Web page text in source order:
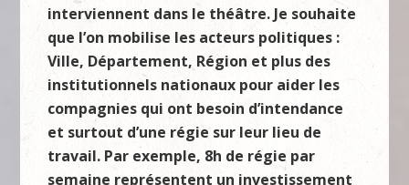
interviennent dans le théâtre. Je souhaite
que l’on mobilise les acteurs politiques :
Ville, Département, Région et plus des
institutionnels nationaux pour aider les
compagnies qui ont besoin d’intendance
et surtout d’une régie sur leur lieu de
travail. Par exemple, 8h de régie par
semaine représentent un investissement